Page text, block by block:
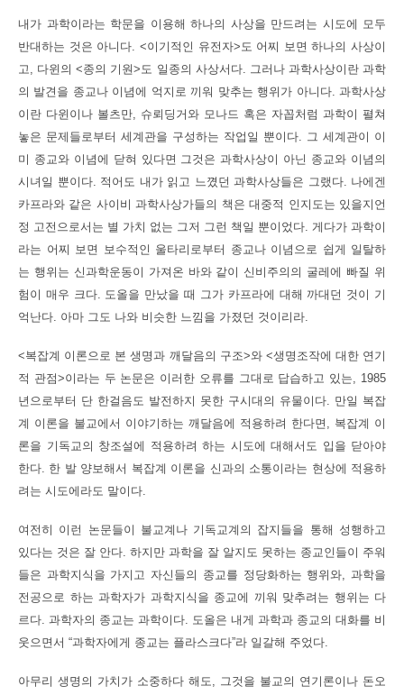
내가 과학이라는 학문을 이용해 하나의 사상을 만드려는 시도에 모두
반대하는 것은 아니다. <이기적인 유전자>도 어찌 보면 하나의 사상이
고, 다윈의 <종의 기원>도 일종의 사상서다. 그러나 과학사상이란 과학
의 발견을 종교나 이념에 억지로 끼워 맞추는 행위가 아니다. 과학사상
이란 다윈이나 볼츠만, 슈뢰딩거와 모나드 혹은 자꼽처럼 과학이 펼쳐
놓은 문제들로부터 세계관을 구성하는 작업일 뿐이다. 그 세계관이 이
미 종교와 이념에 닫혀 있다면 그것은 과학사상이 아닌 종교와 이념의
시녀일 뿐이다. 적어도 내가 읽고 느꼈던 과학사상들은 그랬다. 나에겐
카프라와 같은 사이비 과학사상가들의 책은 대중적 인지도는 있을지언
정 고전으로서는 별 가치 없는 그저 그런 책일 뿐이었다. 게다가 과학이
라는 어찌 보면 보수적인 울타리로부터 종교나 이념으로 쉽게 일탈하
는 행위는 신과학운동이 가져온 바와 같이 신비주의의 굴레에 빠질 위
험이 매우 크다. 도올을 만났을 때 그가 카프라에 대해 까대던 것이 기
억난다. 아마 그도 나와 비슷한 느낌을 가졌던 것이리라.
<복잡계 이론으로 본 생명과 깨달음의 구조>와 <생명조작에 대한 연기
적 관점>이라는 두 논문은 이러한 오류를 그대로 답습하고 있는, 1985
년으로부터 단 한걸음도 발전하지 못한 구시대의 유물이다. 만일 복잡
계 이론을 불교에서 이야기하는 깨달음에 적용하려 한다면, 복잡계 이
론을 기독교의 창조설에 적용하려 하는 시도에 대해서도 입을 닫아야
한다. 한 발 양보해서 복잡계 이론을 신과의 소통이라는 현상에 적용하
려는 시도에라도 말이다.
여전히 이런 논문들이 불교계나 기독교계의 잡지들을 통해 성행하고
있다는 것은 잘 안다. 하지만 과학을 잘 알지도 못하는 종교인들이 주워
들은 과학지식을 가지고 자신들의 종교를 정당화하는 행위와, 과학을
전공으로 하는 과학자가 과학지식을 종교에 끼워 맞추려는 행위는 다
르다. 과학자의 종교는 과학이다. 도올은 내게 과학과 종교의 대화를 비
웃으면서 “과학자에게 종교는 플라스크다”라 일갈해 주었다.
아무리 생명의 가치가 소중하다 해도, 그것을 불교의 연기론이나 돈오